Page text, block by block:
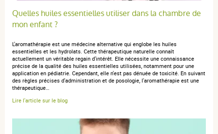
Quelles huiles essentielles utiliser dans la chambre de
mon enfant ?
L'aromathérapie est une médecine alternative qui englobe les huiles
essentielles et les hydrolats. Cette thérapeutique naturelle connaît
actuellement un véritable regain d'intérêt. Elle nécessite une connaissance
précise de la qualité des huiles essentielles utilisées, notamment pour une
application en pédiatrie. Cependant, elle n'est pas dénuée de toxicité. En suivant
des règles précises d'administration et de posologie, l'aromathérapie est une
thérapeutique…
Lire l'article sur le blog